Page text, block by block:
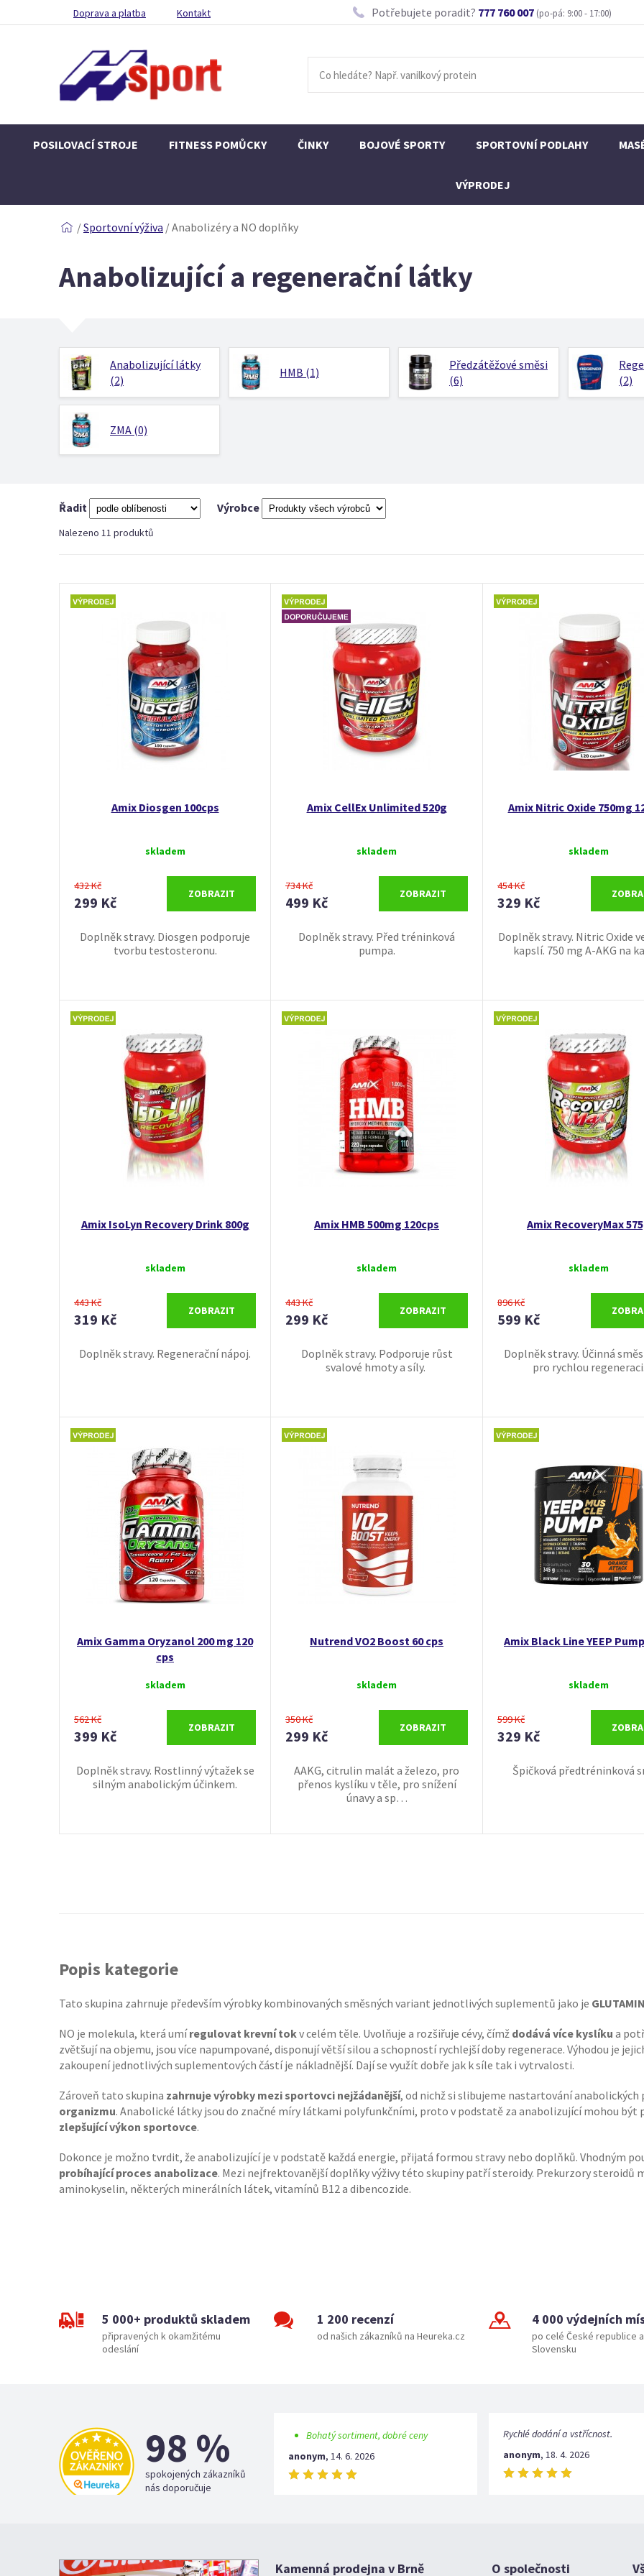
Doprava a platba Kontakt Potřebujete poradit? 777 760 007 (po-pá: 9:00 - 17:00)
POSILOVACÍ STROJE FITNESS POMŮCKY ČINKY BOJOVÉ SPORTY SPORTOVNÍ PODLAHY
VÝPRODEJ
/Sportovní výživa /Anabolizéry a NO doplňky
Anabolizující a regenerační látky
Anabolizující látky
(2)
HMB (1)
Předzátěžové směsi
(6)
(2)
ZMA (0)
Řadit Výrobce
Nalezeno 11 produktů
Amix Diosgen 100cps
skladem
432 Kč
299 Kč
ZOBRAZIT
Doplněk stravy. Diosgen podporuje
tvorbu testosteronu.
Amix CellEx Unlimited 520g
skladem
734 Kč
499 Kč
ZOBRAZIT
Doplněk stravy. Před tréninková
pumpa.
Amix Nitric Oxide 750mg
skladem
454 Kč
329 Kč
Doplněk stravy. Nitric Oxide
kapslí. 750 mg A-AKG na
Amix IsoLyn Recovery Drink 800g
skladem
443 Kč
319 Kč
ZOBRAZIT
Doplněk stravy. Regenerační nápoj.
Amix HMB 500mg 120cps
skladem
443 Kč
299 Kč
ZOBRAZIT
Doplněk stravy. Podporuje růst
svalové hmoty a síly.
Amix RecoveryMax
skladem
896 Kč
599 Kč
Doplněk stravy. Účinná
pro rychlou regeneraci.
Amix Gamma Oryzanol 200 mg 120
cps
skladem
562 Kč
399 Kč
ZOBRAZIT
Doplněk stravy. Rostlinný výtažek se
silným anabolickým účinkem.
Nutrend VO2 Boost 60 cps
skladem
350 Kč
299 Kč
ZOBRAZIT
AAKG, citrulin malát a železo, pro
přenos kyslíku v těle, pro snížení
únavy a sp…
Amix Black Line YEEP
skladem
599 Kč
329 Kč
Špičková předtréninková
Popis kategorie
Tato skupina zahrnuje především výrobky kombinovaných směsných variant jednotlivých suplementů jako je GLUTAMIN
NO je molekula, která umíregulovat krevní tokv celém těle. Uvolňuje a rozšiřuje cévy, čímž dodává více kyslíku a
zvětšují na objemu, jsou více napumpované, disponují větší silou a schopností rychlejší doby regenerace. Výhodou je
zakoupení jednotlivých suplementových částí je nákladnější. Dají se využít dobře jak k síle tak i vytrvalosti.
Zároveň tato skupina zahrnuje výrobky mezi sportovci nejžádanější, od nichž si slibujeme nastartování anabolických
organizmu. Anabolické látky jsou do značné míry látkami polyfunkčními, proto v podstatě za anabolizující mohou být
zlepšující výkon sportovce.
Dokonce je možno tvrdit, že anabolizující je v podstatě každá energie, přijatá formou stravy nebo doplňků. Vhodným
probíhající proces anabolizace. Mezi nejfrektovanější doplňky výživy této skupiny patří steroidy. Prekurzory steroidů
aminokyselin, některých minerálních látek, vitamínů B12 a dibencozide.
5 000+ produktů skladem
připravených k okamžitému
odeslání
1 200 recenzí
od našich zákazníků na Heureka.cz
4 000 výdejních
po celé České republice a
Slovensku
98 %
spokojených zákazníků
nás doporučuje
Bohatý sortiment, dobré ceny
anonym, 14. 6. 2026
Rychlé dodání a vstřícnost.
anonym, 18. 4. 2026
Kamenná prodejna v Brně O společnosti